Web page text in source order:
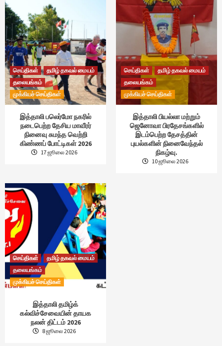
செய்திகள்
தமிழ் தகவல் மையம்
தலையங்கம்
முக்கியச் செய்திகள்
இத்தாலி பலெர்மோ நகரில்
நடைபெற்ற தேசிய மாவீரர்
நினைவு சுமந்த வெற்றி
கிண்ணப் போட்டிகள் 2026
17 ஜூலை 2026
செய்திகள்
தமிழ் தகவல் மையம்
தலையங்கம்
முக்கியச் செய்திகள்
இத்தாலி பியல்லா மற்றும்
ஜெனோவா பிரதேசங்களில்
இடம்பெற்ற தேசத்தின்
புயல்களின் நினைவேந்தல்
நிகழ்வு.
10 ஜூலை 2026
செய்திகள்
தமிழ் தகவல் மையம்
தலையங்கம்
முக்கியச் செய்திகள்
இத்தாலி தமிழ்க்
கல்விச்சேவையின் தாயக
நலன் திட்டம் 2026
8 ஜூலை 2026